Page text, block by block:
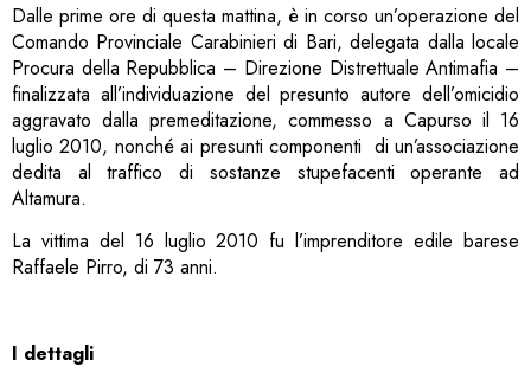
Dalle prime ore di questa mattina, è in corso un’operazione del
Comando Provinciale Carabinieri di Bari, delegata dalla locale
Procura della Repubblica – Direzione Distrettuale Antimafia –
finalizzata all’individuazione del presunto autore dell’omicidio
aggravato dalla premeditazione, commesso a Capurso il 16
luglio 2010, nonché ai presunti componenti di un’associazione
dedita al traffico di sostanze stupefacenti operante ad
Altamura.
La vittima del 16 luglio 2010 fu l’imprenditore edile barese
Raffaele Pirro, di 73 anni.
I dettagli